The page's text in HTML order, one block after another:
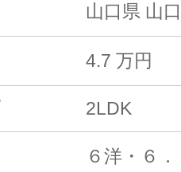
山口県 山
4.7 万円
2LDK
６洋・６